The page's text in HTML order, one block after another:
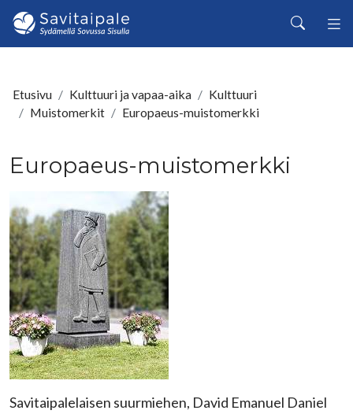
Siirry pääsisältöön
Haku
Etusivu Kulttuuri ja vapaa-aika
Kulttuuri
Muistomerkit
Europaeus-muistomerkki
Europaeus-muistomerkki
Savitaipalelaisen suurmiehen, David Emanuel Daniel